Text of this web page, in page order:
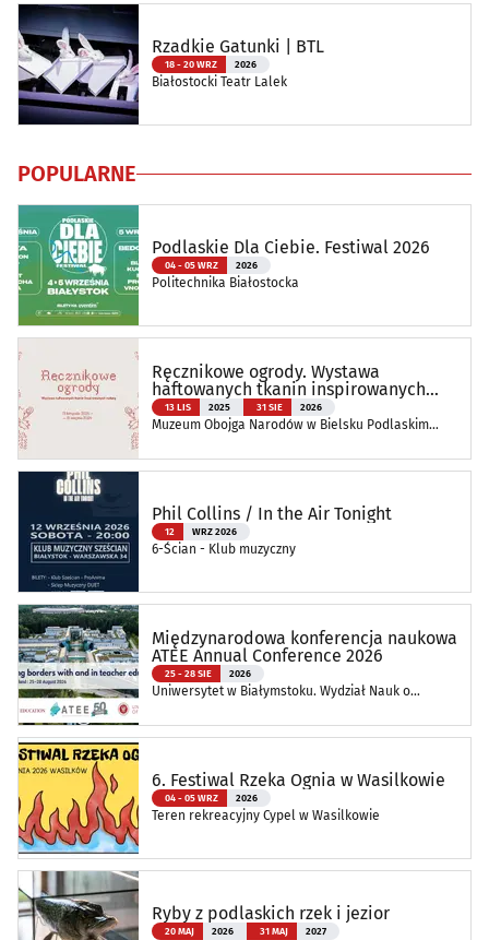
Rzadkie Gatunki | BTL
18 - 20 WRZ 2026
Białostocki Teatr Lalek
POPULARNE
Podlaskie Dla Ciebie. Festiwal 2026
04 - 05 WRZ 2026
Politechnika Białostocka
Ręcznikowe ogrody. Wystawa
haftowanych tkanin inspirowanych
naturą
13 LIS 2025 31 SIE 2026
Muzeum Obojga Narodów w Bielsku Podlaskim
Phil Collins / In the Air Tonight
12 WRZ 2026
6-Ścian - Klub muzyczny
Międzynarodowa konferencja naukowa
ATEE Annual Conference 2026
25 - 28 SIE 2026
Uniwersytet w Białymstoku. Wydział Nauk o
6. Festiwal Rzeka Ognia w Wasilkowie
04 - 05 WRZ 2026
Teren rekreacyjny Cypel w Wasilkowie
Ryby z podlaskich rzek i jezior
20 MAJ 2026 31 MAJ 2027